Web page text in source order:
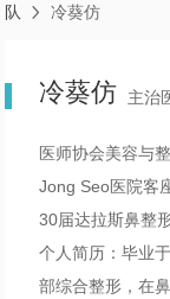
队
 冷葵仿
冷葵仿 主治
医师协会美容与
Jong Seo医院客
30届达拉斯鼻整
个人简历：毕业
部综合整形，在